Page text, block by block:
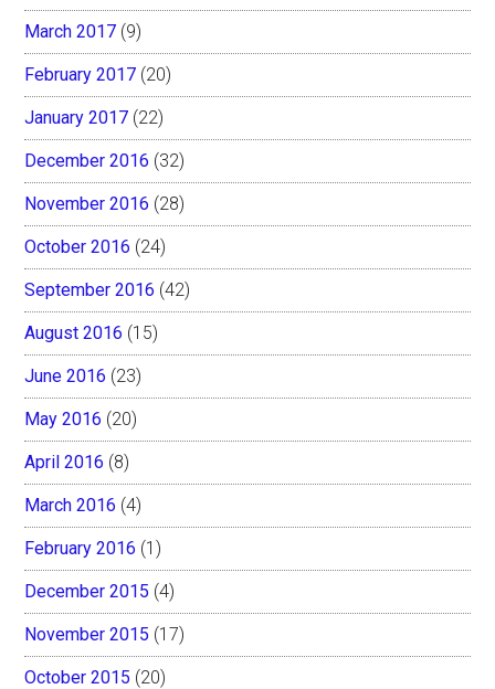
March 2017 (9)
February 2017 (20)
January 2017 (22)
December 2016 (32)
November 2016 (28)
October 2016 (24)
September 2016 (42)
August 2016 (15)
June 2016 (23)
May 2016 (20)
April 2016 (8)
March 2016 (4)
February 2016 (1)
December 2015 (4)
November 2015 (17)
October 2015 (20)